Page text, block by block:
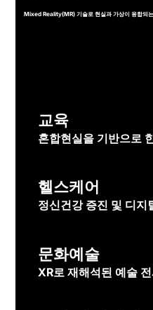
Mixed Reality(MR) 기술로 현실과 가상이 융합되
​교육
혼합현실을 기반으로
헬스케어
정신건강 증진 및 디지
문화예술
XR로 재해석된 예술